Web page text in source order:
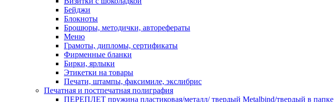
Бейджи
Блокноты
Брошюры, методички, авторефераты
Меню
Грамоты, дипломы, сертификаты
Фирменные бланки
Бирки, ярлыки
Этикетки на товары
Печати, штампы, факсимиле, экслибрис
Печатная и постпечатная полиграфия
ПЕРЕПЛЕТ пружина пластиковая/металл/ твердый Metalbind/твердый в папке